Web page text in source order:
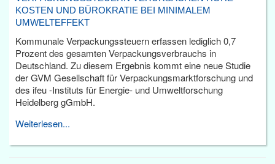
KOSTEN UND BÜROKRATIE BEI MINIMALEM
UMWELTEFFEKT
Kommunale Verpackungssteuern erfassen lediglich 0,7
Prozent des gesamten Verpackungsverbrauchs in
Deutschland. Zu diesem Ergebnis kommt eine neue Studie
der GVM Gesellschaft für Verpackungsmarktforschung und
des ifeu -Instituts für Energie- und Umweltforschung
Heidelberg gGmbH.
Weiterlesen...